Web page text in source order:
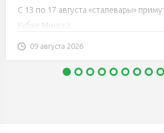
сборы в Минск
С 13 по 17 августа «сталевары»
Кубке Минска.
09 августа 2026